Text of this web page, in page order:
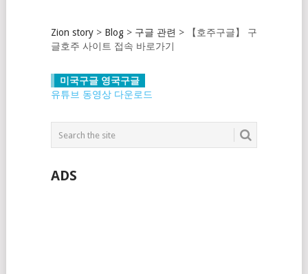
Zion story> Blog> 구글 관련 >
【호주구글】 구
글호주 사이트 접속 바로가기
미국구글 영국구글
유튜브 동영상 다운로드
ADS